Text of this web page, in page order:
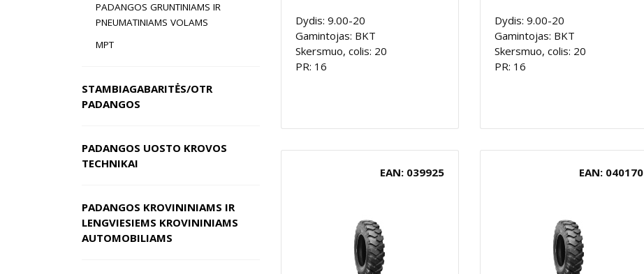
PADANGOS GRUNTINIAMS IR
PNEUMATINIAMS VOLAMS
MPT
STAMBIAGABARITĖS/OTR
PADANGOS
PADANGOS UOSTO KROVOS
TECHNIKAI
PADANGOS KROVININIAMS IR
LENGVIESIEMS KROVININIAMS
AUTOMOBILIAMS
Dydis: 9.00-20
Gamintojas: BKT
Skersmuo, colis: 20
PR: 16
Dydis: 9.00-20
Gamintojas: BKT
Skersmuo, colis: 20
PR: 16
EAN: 039925 EAN: 040170